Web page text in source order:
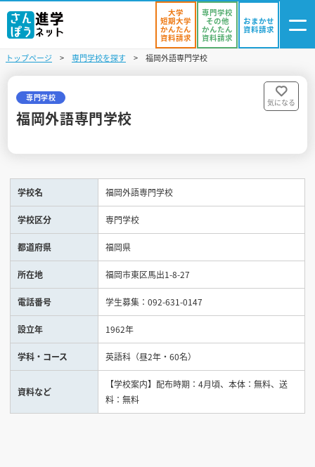
資料リスト
進学イベント
入試・受験入門
お役立ち情報
見学会WEB手引書
アンケートフォーム（学校用）
大学
短期大学
かんたん
資料請求
専門学校
その他
かんたん
資料請求
おまかせ
資料請求
トップページ 専門学校を探す 福岡外語専門学校
専門学校
福岡外語専門学校
気になる
学校名 福岡外語専門学校
学校区分 専門学校
都道府県 福岡県
所在地 福岡市東区馬出1-8-27
電話番号 学生募集：092-631-0147
設立年 1962年
学科・コース 英語科（昼2年・60名）
資料など
【学校案内】配布時期：4月頃、本体：無料、送
料：無料